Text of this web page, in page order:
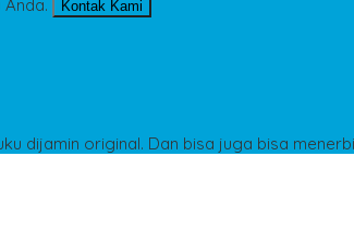
Kontak Kami
dijamin original. Dan bisa juga bisa